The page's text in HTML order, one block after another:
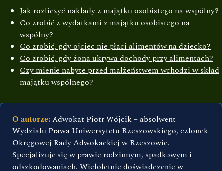
Jak rozliczyć nakłady z majątku osobistego na wspólny?
Co zrobić z wydatkami z majątku osobistego na
wspólny?
Co zrobić, gdy ojciec nie płaci alimentów na dziecko?
Co zrobić, gdy żona ukrywa dochody przy alimentach?
Czy mienie nabyte przed małżeństwem wchodzi w skład
majątku wspólnego?
O autorze:Adwokat Piotr Wójcik – absolwent
Wydziału Prawa Uniwersytetu Rzeszowskiego, członek
Okręgowej Rady Adwokackiej w Rzeszowie.
Specjalizuje się w prawie rodzinnym, spadkowym i
odszkodowaniach. Wieloletnie doświadczenie w